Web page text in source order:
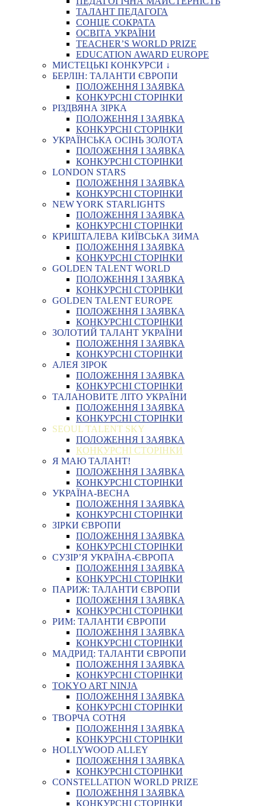
ТАЛАНТ ПЕДАГОГА
СОНЦЕ СОКРАТА
ОСВІТА УКРАЇНИ
TEACHER’S WORLD PRIZE
EDUCATION AWARD EUROPE
МИСТЕЦЬКІ КОНКУРСИ ↓
БЕРЛІН: ТАЛАНТИ ЄВРОПИ
ПОЛОЖЕННЯ І ЗАЯВКА
КОНКУРСНІ СТОРІНКИ
РІЗДВЯНА ЗІРКА
ПОЛОЖЕННЯ І ЗАЯВКА
КОНКУРСНІ СТОРІНКИ
УКРАЇНСЬКА ОСІНЬ ЗОЛОТА
ПОЛОЖЕННЯ І ЗАЯВКА
КОНКУРСНІ СТОРІНКИ
LONDON STARS
ПОЛОЖЕННЯ І ЗАЯВКА
КОНКУРСНІ СТОРІНКИ
NEW YORK STARLIGHTS
ПОЛОЖЕННЯ І ЗАЯВКА
КОНКУРСНІ СТОРІНКИ
КРИШТАЛЕВА КИЇВСЬКА ЗИМА
ПОЛОЖЕННЯ І ЗАЯВКА
КОНКУРСНІ СТОРІНКИ
GOLDEN TALENT WORLD
ПОЛОЖЕННЯ І ЗАЯВКА
КОНКУРСНІ СТОРІНКИ
GOLDEN TALENT EUROPE
ПОЛОЖЕННЯ І ЗАЯВКА
КОНКУРСНІ СТОРІНКИ
ЗОЛОТИЙ ТАЛАНТ УКРАЇНИ
ПОЛОЖЕННЯ І ЗАЯВКА
КОНКУРСНІ СТОРІНКИ
АЛЕЯ ЗІРОК
ПОЛОЖЕННЯ І ЗАЯВКА
КОНКУРСНІ СТОРІНКИ
ТАЛАНОВИТЕ ЛІТО УКРАЇНИ
ПОЛОЖЕННЯ І ЗАЯВКА
КОНКУРСНІ СТОРІНКИ
SEOUL TALENT SKY
ПОЛОЖЕННЯ І ЗАЯВКА
КОНКУРСНІ СТОРІНКИ
Я МАЮ ТАЛАНТ!
ПОЛОЖЕННЯ І ЗАЯВКА
КОНКУРСНІ СТОРІНКИ
УКРАЇНА-ВЕСНА
ПОЛОЖЕННЯ І ЗАЯВКА
КОНКУРСНІ СТОРІНКИ
ЗІРКИ ЄВРОПИ
ПОЛОЖЕННЯ І ЗАЯВКА
КОНКУРСНІ СТОРІНКИ
СУЗІР’Я УКРАЇНА-ЄВРОПА
ПОЛОЖЕННЯ І ЗАЯВКА
КОНКУРСНІ СТОРІНКИ
ПАРИЖ: ТАЛАНТИ ЄВРОПИ
ПОЛОЖЕННЯ І ЗАЯВКА
КОНКУРСНІ СТОРІНКИ
РИМ: ТАЛАНТИ ЄВРОПИ
ПОЛОЖЕННЯ І ЗАЯВКА
КОНКУРСНІ СТОРІНКИ
МАДРИД: ТАЛАНТИ ЄВРОПИ
ПОЛОЖЕННЯ І ЗАЯВКА
КОНКУРСНІ СТОРІНКИ
TOKYO ART NINJA
ПОЛОЖЕННЯ І ЗАЯВКА
КОНКУРСНІ СТОРІНКИ
ТВОРЧА СОТНЯ
ПОЛОЖЕННЯ І ЗАЯВКА
КОНКУРСНІ СТОРІНКИ
HOLLYWOOD ALLEY
ПОЛОЖЕННЯ І ЗАЯВКА
КОНКУРСНІ СТОРІНКИ
CONSTELLATION WORLD PRIZE
ПОЛОЖЕННЯ І ЗАЯВКА
КОНКУРСНІ СТОРІНКИ